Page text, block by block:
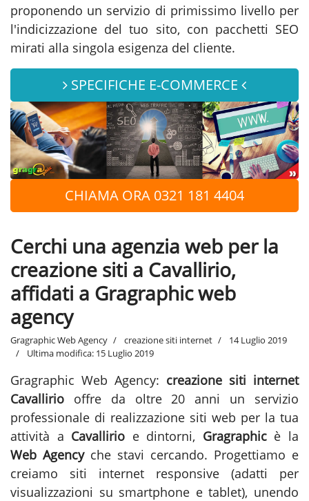
proponendo un servizio di primissimo livello per
l'indicizzazione del tuo sito, con pacchetti SEO
mirati alla singola esigenza del cliente.
SPECIFICHE E-COMMERCE
CHIAMA ORA 0321 181 4404
Cerchi una agenzia web per la
creazione siti a Cavallirio,
affidati a Gragraphic web
agency
Gragraphic Web Agency creazione siti internet
14 Luglio 2019
Ultima modifica: 15 Luglio 2019
Gragraphic Web Agency: creazione siti internet
Cavallirio offre da oltre 20 anni un servizio
professionale di realizzazione siti web per la tua
attività a Cavallirio e dintorni, Gragraphic è la
Web Agencyche stavi cercando. Progettiamo e
creiamo siti internet responsive (adatti per
visualizzazioni su smartphone e tablet), unendo